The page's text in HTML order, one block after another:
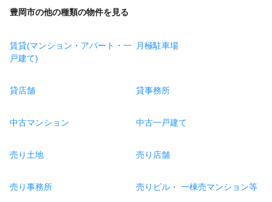
豊岡市の他の種類の物件を見る
賃貸(マンション・アパート・一
戸建て)
月極駐車場
貸店舗 貸事務所
中古マンション 中古一戸建て
売り土地 売り店舗
売り事務所 売りビル・ 一棟売マンション等